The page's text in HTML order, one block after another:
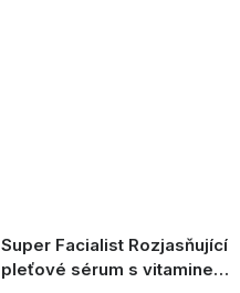
Super Facialist Rozjasňující
pleťové sérum s vitaminem